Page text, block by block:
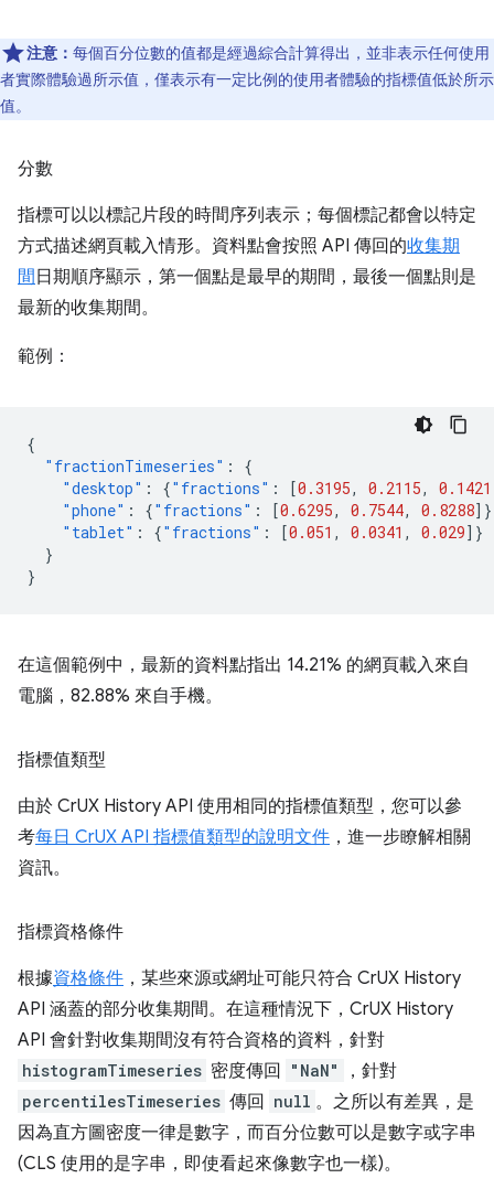
注意： 每個百分位數的值都是經過綜合計算得出，並非表示任何使用
者實際體驗過所示值，僅表示有一定比例的使用者體驗的指標值低於所示
值。
分數
指標可以以標記片段的時間序列表示；每個標記都會以特定
方式描述網頁載入情形。資料點會按照 API 傳回的收集期
間 日期順序顯示，第一個點是最早的期間，最後一個點則是
最新的收集期間。
範例：
{
"fractionTimeseries" :
{
"desktop" : {"fractions" : [0.3195, 0.2115, 0.1421
"phone" : {"fractions" : [0.6295, 0.7544, 0.8288
"tablet" : {"fractions" : [0.051 , 0.0341 , 0.029]}
}
}
在這個範例中，最新的資料點指出 14.21% 的網頁載入來自
電腦，82.88% 來自手機。
指標值類型
由於 CrUX History API 使用相同的指標值類型，您可以參
考每日 CrUX API 指標值類型的說明文件 ，進一步瞭解相關
資訊。
指標資格條件
根據資格條件 ，某些來源或網址可能只符合 CrUX History
API 涵蓋的部分收集期間。在這種情況下，CrUX History
API 會針對收集期間沒有符合資格的資料，針對
histogramTimeseries 密度傳回 "NaN" ，針對
percentilesTimeseries 傳回 null 。之所以有差異，是
因為直方圖密度一律是數字，而百分位數可以是數字或字串
(CLS 使用的是字串，即使看起來像數字也一樣)。